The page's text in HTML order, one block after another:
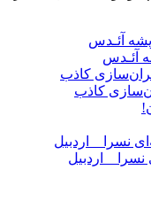
آئـدس
کاذب
_ اردبیل